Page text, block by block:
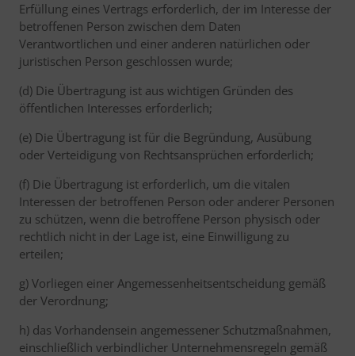
Erfüllung eines Vertrags erforderlich, der im Interesse der
betroffenen Person zwischen dem Daten
Verantwortlichen und einer anderen natürlichen oder
juristischen Person geschlossen wurde;
(d) Die Übertragung ist aus wichtigen Gründen des
öffentlichen Interesses erforderlich;
(e) Die Übertragung ist für die Begründung, Ausübung
oder Verteidigung von Rechtsansprüchen erforderlich;
(f) Die Übertragung ist erforderlich, um die vitalen
Interessen der betroffenen Person oder anderer Personen
zu schützen, wenn die betroffene Person physisch oder
rechtlich nicht in der Lage ist, eine Einwilligung zu
erteilen;
g) Vorliegen einer Angemessenheitsentscheidung gemäß
der Verordnung;
h) das Vorhandensein angemessener Schutzmaßnahmen,
einschließlich verbindlicher Unternehmensregeln gemäß